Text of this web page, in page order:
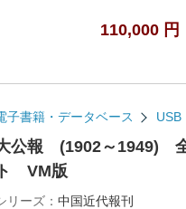
110,000 円
子書籍・データベース USB
公報 (1902～1949)
ト VM版
リーズ： 中国近代報刊